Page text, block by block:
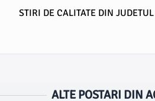
STIRI DE CALITATE DIN
ALTE POSTARI DIN